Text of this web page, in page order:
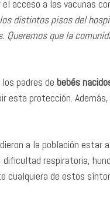
acceso a las vacunas
distintos pisos del
Queremos que la
padres de bebés
esta protección.
a la población estar
respiratoria,
cualquiera de estos